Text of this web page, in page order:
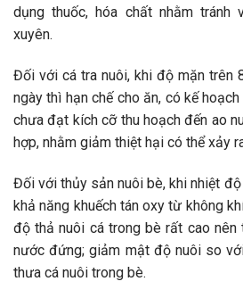
dụng thuốc, hóa chất nhằm tránh
xuyên.
Đối với cá tra nuôi, khi độ mặn
ngày thì hạn chế cho ăn, có kế
chưa đạt kích cỡ thu hoạch đến ao
hợp, nhằm giảm thiệt hại có thể xảy
Đối với thủy sản nuôi bè, khi nhiệt
khả năng khuếch tán oxy từ không
độ thả nuôi cá trong bè rất cao
nước đứng; giảm mật độ nuôi so
thưa cá nuôi trong bè.